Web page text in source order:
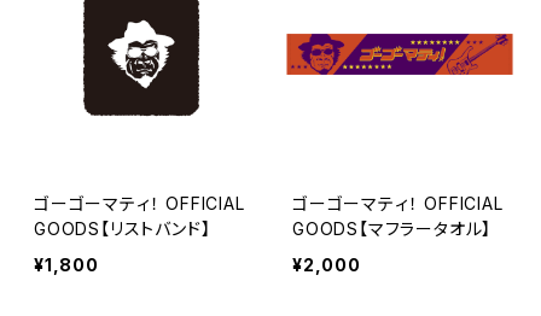
ゴーゴーマティ！ OFFICIAL
GOODS【リストバンド】
¥1,800
ゴーゴーマティ！ OFFICIAL
GOODS【マフラータオル】
¥2,000